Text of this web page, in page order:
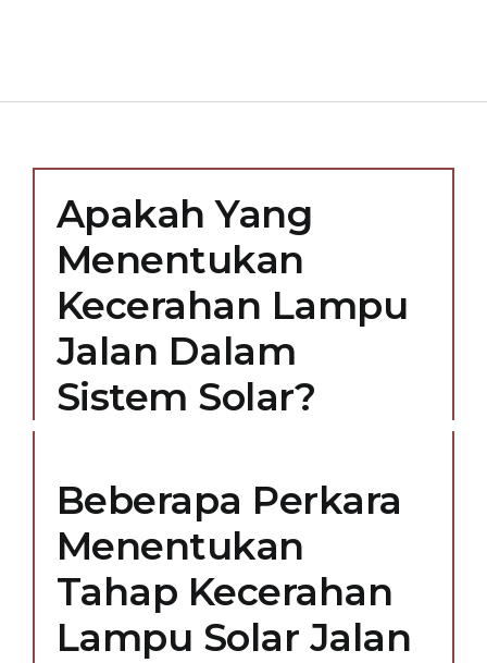
Apakah Yang
Menentukan
Kecerahan Lampu
Jalan Dalam
Sistem Solar?
Beberapa Perkara
Menentukan
Tahap Kecerahan
Lampu Solar Jalan